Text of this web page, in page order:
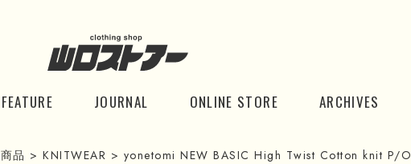
FEATURE JOURNAL ONLINE STORE ARCHIVES
商品 > KNITWEAR > yonetomi NEW BASIC High Twist Cotton knit P/O